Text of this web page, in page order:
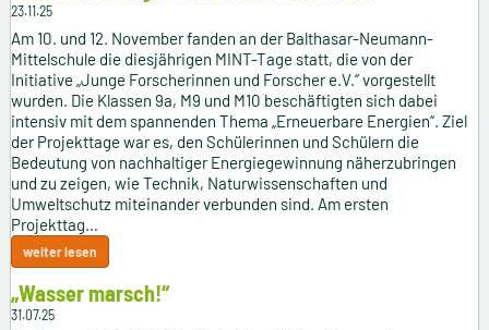
23.11.25
Am 10. und 12. November fanden an der Balthasar-Neumann-
Mittelschule die diesjährigen MINT-Tage statt, die von der
Initiative „Junge Forscherinnen und Forscher e.V.“ vorgestellt
wurden. Die Klassen 9a, M9 und M10 beschäftigten sich dabei
intensiv mit dem spannenden Thema „Erneuerbare Energien“. Ziel
der Projekttage war es, den Schülerinnen und Schülern die
Bedeutung von nachhaltiger Energiegewinnung näherzubringen
und zu zeigen, wie Technik, Naturwissenschaften und
Umweltschutz miteinander verbunden sind. Am ersten
Projekttag…
weiter lesen
„Wasser marsch!“
31.07.25